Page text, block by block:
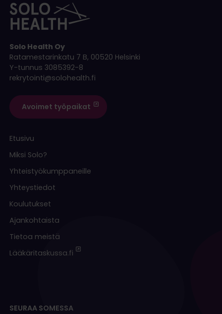
Solo Health Oy
Ratamestarinkatu 7 B, 00520 Helsinki
Y-tunnus 3085392-8
rekrytointi@solohealth.fi
Avoimet työpaikat
Etusivu
Miksi Solo?
Yhteistyökumppaneille
Yhteystiedot
Koulutukset
Ajankohtaista
Tietoa meistä
Lääkäritaskussa.fi
SEURAA SOMESSA